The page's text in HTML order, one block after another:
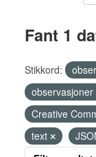
Fant 1
Stikkord:
observasjoner
Creative
text